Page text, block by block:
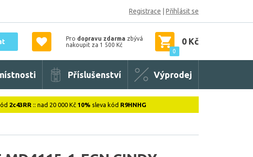
Registrace Přihlásit se
Pro dopravu zdarma zbývá
nakoupit za 1 500 Kč
0
0 Kč
Příslušenství Výprodej
2c43RR :: nad 20 000 Kč 10% sleva kód R9HNHG